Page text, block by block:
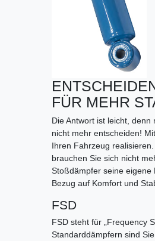
FÜR MEHR
Die Antwort ist leicht, denn
nicht mehr entscheiden!
Ihren Fahrzeug
brauchen Sie sich nicht
Stoßdämpfer seine eigene
Bezug auf Komfort und
FSD
FSD steht für „Frequency
Standarddämpfern sind